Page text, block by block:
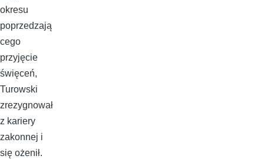
okresu
poprzedzają
cego
przyjęcie
święceń,
Turowski
zrezygnował
z kariery
zakonnej i
się ożenił.